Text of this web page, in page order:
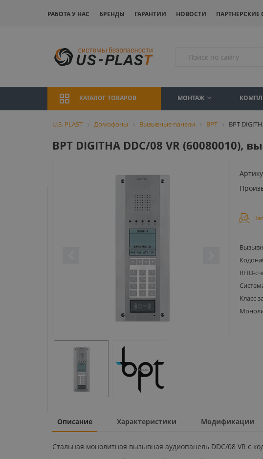
РАБОТА У НАС БРЕНДЫ ГАРАНТИИ НОВОСТИ ПАРТНЕРСКИЕ
КАТАЛОГ ТОВАРОВ МОНТАЖ
U.S. PLAST Домофоны Вызывные панели BPT BPT
BPT DIGITHA DDC/08 VR
RFID-
Класс
Описание Характеристики Модификации
Стальная монолитная вызывная аудиопанель DDC/08 VR с